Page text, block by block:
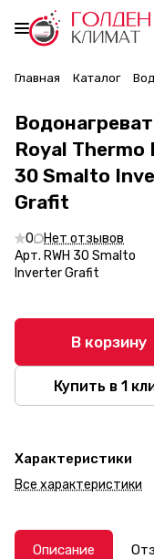
Главная Каталог
Royal Thermo
30 Smalto
Grafit
0
Нет отзывов
Арт. RWH 30 Smalto
Inverter Grafit
В корзину
Купить в 1
Характеристики
Все характеристики
Описание